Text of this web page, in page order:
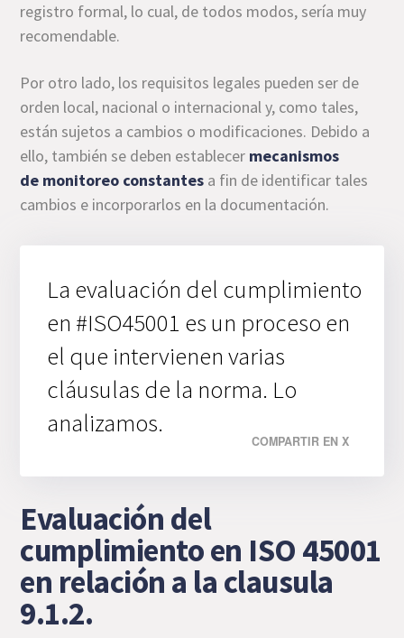
registro formal, lo cual, de todos modos, sería muy
recomendable.
Por otro lado, los requisitos legales pueden ser de
orden local, nacional o internacional y, como tales,
están sujetos a cambios o modificaciones. Debido a
ello, también se deben establecer mecanismos
de monitoreo constantes a fin de identificar tales
cambios e incorporarlos en la documentación.
La evaluación del cumplimiento
en #ISO45001 es un proceso en
el que intervienen varias
cláusulas de la norma. Lo
analizamos.
COMPARTIR EN X
Evaluación del
cumplimiento en ISO 45001
en relación a la clausula
9.1.2.